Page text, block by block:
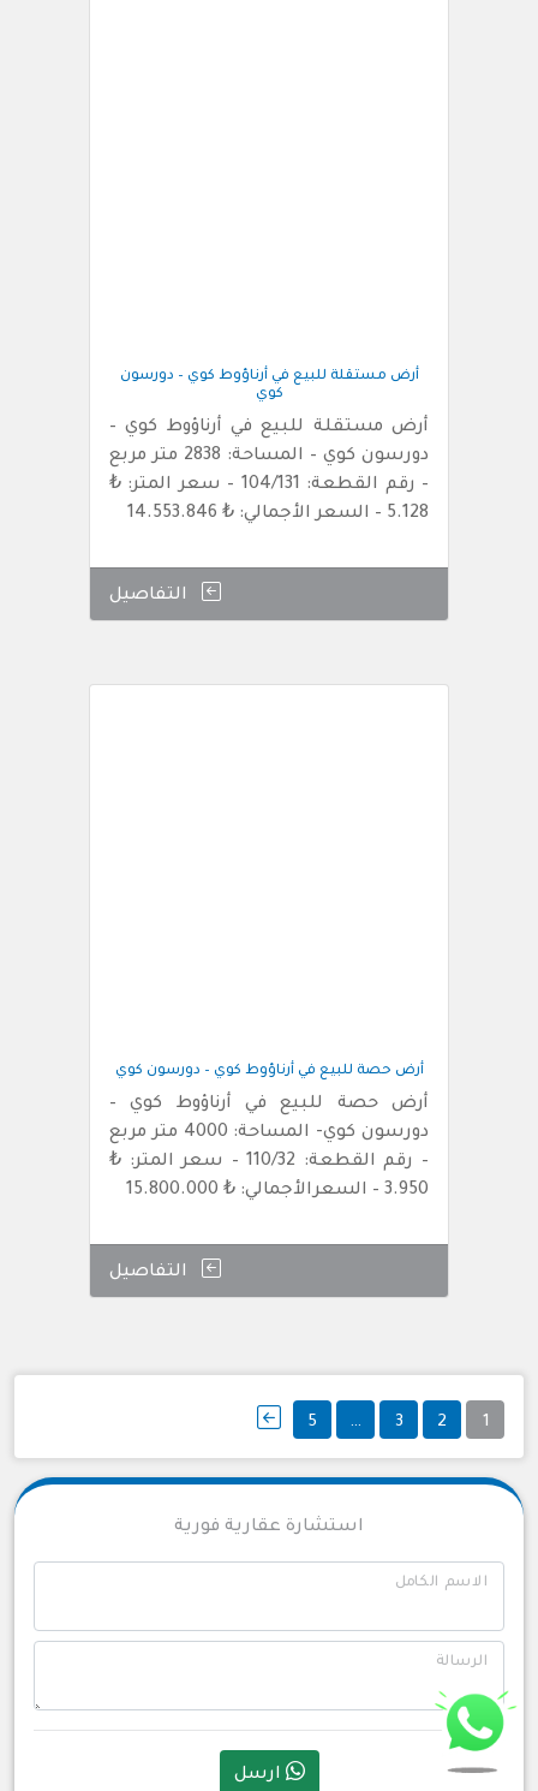
أرض مستقلة للبيع في أرناؤوط كوي – دورسون
كوي
أرض مستقلة للبيع في أرناؤوط كوي –
دورسون كوي – المساحة: 2838 متر مربع
– رقم القطعة: 104/131 – سعر المتر: ₺
5.128 – السعر الأجمالي: ₺ 14.553.846
التفاصيل
أرض حصة للبيع في أرناؤوط كوي – دورسون كوي
أرض حصة للبيع في أرناؤوط كوي –
دورسون كوي- المساحة: 4000 متر مربع
– رقم القطعة: 110/32 – سعر المتر: ₺
3.950 – السعرالأجمالي: ₺ 15.800.000
التفاصيل
تعدد
صفحات
المقالات
1
2
3
…
5
استشارة عقارية فورية
الاسم الكامل
الرسالة
ارسل